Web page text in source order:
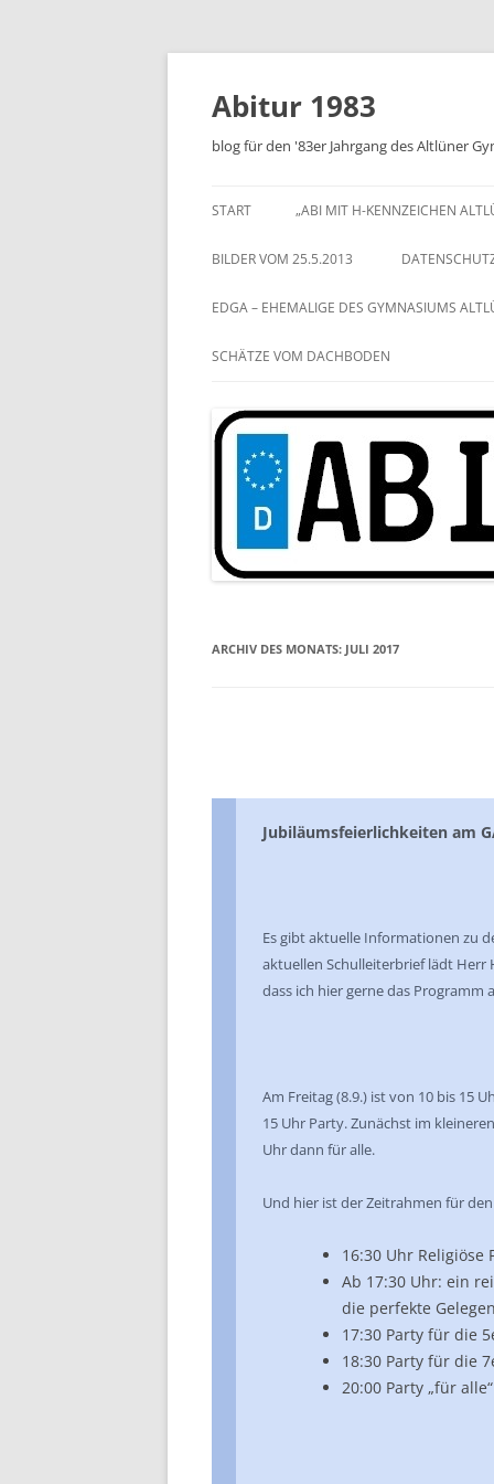
Zum
springen
Abitur 1983
blog für den '83er Jahrgang des Altlüner
START „ABI MIT H-KENNZEICHEN
BILDER VOM 25.5.2013
EDGA – EHEMALIGE DES GYMNASIUMS
SCHÄTZE VOM DACHBODEN
ARCHIV DES MONATS: JULI 2017
Jubiläumsfeierlichkeiten am
Es gibt aktuelle Informationen zu
aktuellen Schulleiterbrief lädt Herr
dass ich hier gerne das Programm
Am Freitag (8.9.) ist von 10 bis 15
15 Uhr Party. Zunächst im
Uhr dann für alle.
Und hier ist der Zeitrahmen für
16:30 Uhr Religiöse
Ab 17:30 Uhr: ein
die perfekte
17:30 Party für die
18:30 Party für die
20:00 Party „für